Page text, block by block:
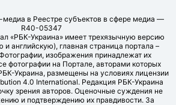
медиа в Реестре субъектов в сфере медиа —
R40-05347
«РБК-Украина» имеет трехязычную версию
и английскую), главная страница портала –
изображения принадлежат их
фотографии на Портале, авторами которых
Украина, размещены на условиях лицензии
4.0 International. Редакция РБК-Украина
зрения авторов. Оценочные суждения не
и подтверждению их правдивости. За